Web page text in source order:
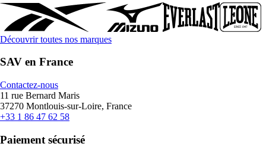
Découvrir toutes nos marques
SAV en France
Contactez-nous
11 rue Bernard Maris
37270 Montlouis-sur-Loire, France
+33 1 86 47 62 58
Paiement sécurisé